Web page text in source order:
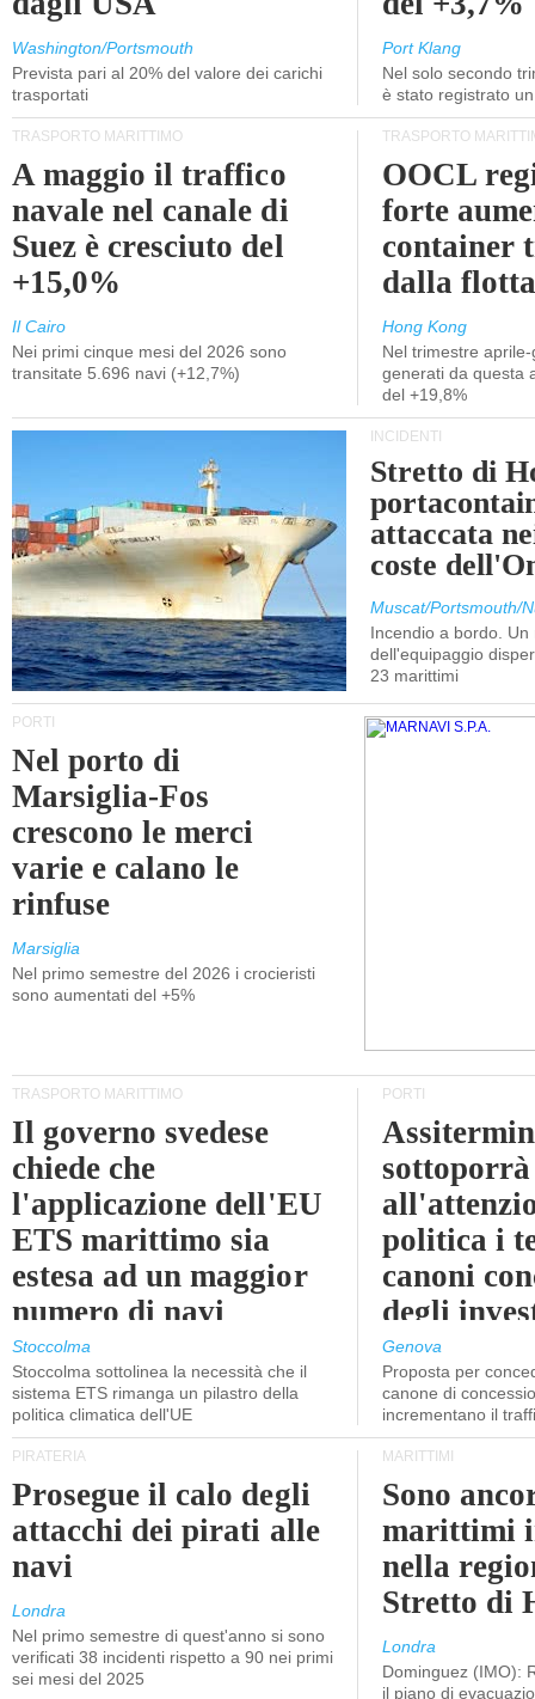
Washington/Portsmouth
Prevista pari al 20% del valore dei carichi
trasportati
Port Klang
Nel solo secondo
è stato registrato
TRASPORTO MARITTIMO
A maggio il traffico
navale nel canale di
Suez è cresciuto del
+15,0%
Il Cairo
Nei primi cinque mesi del 2026 sono
transitate 5.696 navi (+12,7%)
TRASPORTO
OOCL
forte
container
dalla
Hong Kong
Nel trimestre
generati da questa
del +19,8%
INCIDENTI
Stretto di
attaccata
coste
Muscat/Portsmouth/
Incendio a bordo. Un
dell'equipaggio
23 marittimi
PORTI
Nel porto di
Marsiglia-Fos
crescono le merci
varie e calano le
rinfuse
Marsiglia
Nel primo semestre del 2026 i crocieristi
sono aumentati del +5%
TRASPORTO MARITTIMO
Il governo svedese
chiede che
l'applicazione dell'EU
ETS marittimo sia
estesa ad un maggior
numero di navi
Stoccolma
Stoccolma sottolinea la necessità che il
sistema ETS rimanga un pilastro della
politica climatica dell'UE
PORTI
sottoporrà
politica i
canoni
degli
Genova
Proposta per
canone di
incrementano il
PIRATERIA
Prosegue il calo degli
attacchi dei pirati alle
navi
Londra
Nel primo semestre di quest'anno si sono
verificati 38 incidenti rispetto a 90 nei primi
sei mesi del 2025
MARITTIMI
Sono
marittimi
nella
Stretto di
Londra
Dominguez (IMO):
il piano di